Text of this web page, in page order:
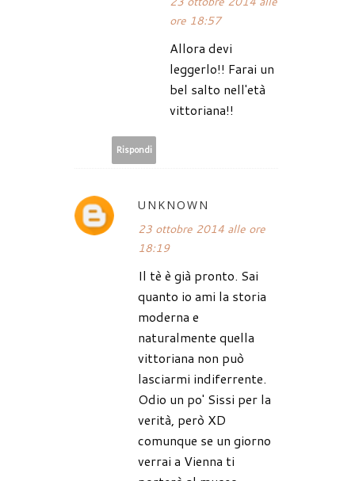
ore 18:57
Allora devi
leggerlo!! Farai un
bel salto nell'età
vittoriana!!
Rispondi
UNKNOWN
23 ottobre 2014 alle ore
18:19
Il tè è già pronto. Sai
quanto io ami la storia
moderna e
naturalmente quella
vittoriana non può
lasciarmi indiferrente.
Odio un po' Sissi per la
verità, però XD
comunque se un giorno
verrai a Vienna ti